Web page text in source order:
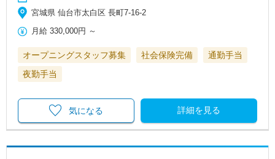
宮城県 仙台市太白区 長町7-16-2
月給 330,000円 ～
オープニングスタッフ募集 社会保険完備
通勤手当
夜勤手当
詳細を見る
気になる